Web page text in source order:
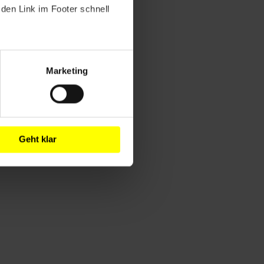
Link im Footer schnell
Marketing
Geht klar